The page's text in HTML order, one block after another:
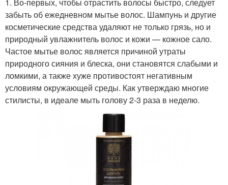
1. Во-первых, чтобы отрастить волосы быстро, следует
забыть об ежедневном мытье волос. Шампунь и другие
косметические средства удаляют не только грязь, но и
природный увлажнитель волос и кожи — кожное сало.
Частое мытье волос является причиной утраты
природного сияния и блеска, они становятся слабыми и
ломкими, а также хуже противостоят негативным
условиям окружающей среды. Как утверждаю многие
стилисты, в идеале мыть голову 2-3 раза в неделю.